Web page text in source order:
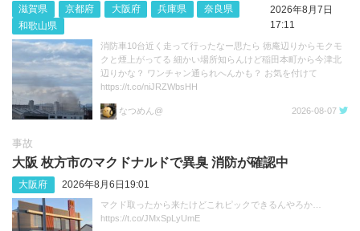
滋賀県 京都府 大阪府 兵庫県
奈良県
和歌山県
2026年8月7日
17:11
消防車10台近く走って行ったなー思たら 徳庵辺りからモクモ
クと煙上がってる 細かい場所知らんけど稲田本町から今津北
辺りかな？ ワンチャン通られへんかも？ お気を付けて
https://t.co/niJRZWbsHH
なつめん@ 2026-08-07
事故
大阪 枚方市のマクドナルドで異臭 消防が確認中
大阪府 2026年8月6日19:01
マクド取ったから来たけどこれピックできるんやろか…
https://t.co/JMxSpLyUmE